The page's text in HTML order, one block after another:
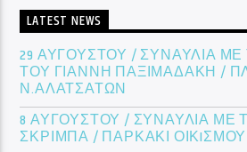
LATEST NEWS
29 ΑΥΓΟΥΣΤΟΥ / ΣΥΝΑΥΛΙΑ
ΤΟΥ ΓΙΑΝΝΗ ΠΑΞΙΜΑΔΑΚΗ /
Ν.ΑΛΑΤΣΑΤΩΝ
8 ΑΥΓΟΥΣΤΟΥ / ΣΥΝΑΥΛΙΑ ΜΕ
ΣΚΡΙΜΠΑ / ΠΑΡΚΑΚΙ